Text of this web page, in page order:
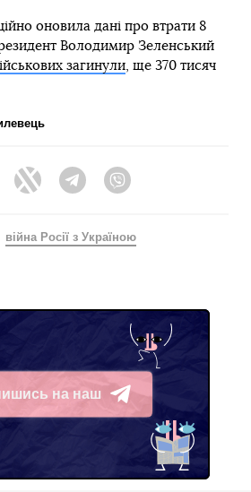
оновила дані про втрати 8
Володимир Зеленський
загинули, ще 370 тисяч
FacebookTwitter Telegram
війна Росії з Україною
на наш